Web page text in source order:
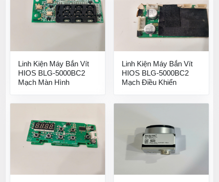
Linh Kiện Máy Bắn Vít
HIOS BLG-5000BC2
Mạch Màn Hình
Linh Kiện Máy Bắn Vít
HIOS BLG-5000BC2
Mạch Điều Khiển